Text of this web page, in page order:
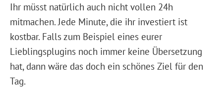
Ihr müsst natürlich auch nicht vollen 24h
mitmachen. Jede Minute, die ihr investiert ist
kostbar. Falls zum Beispiel eines eurer
Lieblingsplugins noch immer keine Übersetzung
hat, dann wäre das doch ein schönes Ziel für den
Tag.